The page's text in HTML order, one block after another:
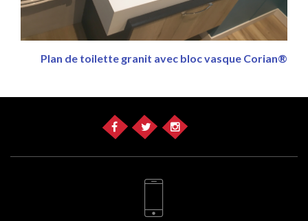
Plan de toilette granit avec bloc vasque Corian®